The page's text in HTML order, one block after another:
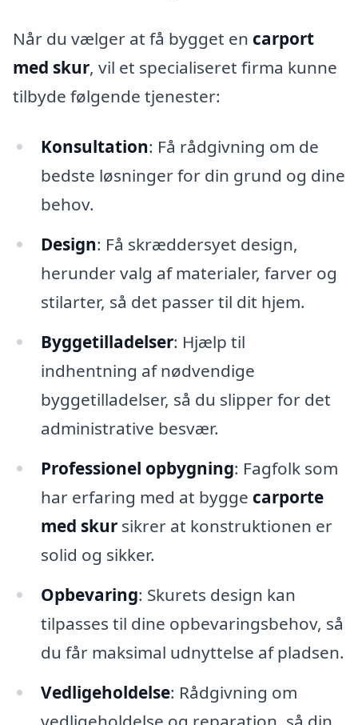
Når du vælger at få bygget en carport
med skur, vil et specialiseret firma kunne
tilbyde følgende tjenester:
Konsultation: Få rådgivning om de
bedste løsninger for din grund og dine
behov.
Design: Få skræddersyet design,
herunder valg af materialer, farver og
stilarter, så det passer til dit hjem.
Byggetilladelser: Hjælp til
indhentning af nødvendige
byggetilladelser, så du slipper for det
administrative besvær.
Professionel opbygning: Fagfolk som
har erfaring med at bygge carporte
med skursikrer at konstruktionen er
solid og sikker.
Opbevaring: Skurets design kan
tilpasses til dine opbevaringsbehov, så
du får maksimal udnyttelse af pladsen.
Vedligeholdelse: Rådgivning om